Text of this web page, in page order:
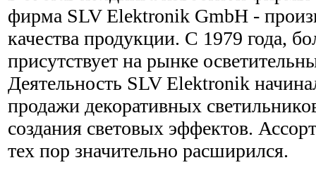
фирма SLV Elektronik GmbH -
качества продукции. С 1979 года,
присутствует на рынке
Деятельность SLV Elektronik
продажи декоративных
создания световых эффектов.
тех пор значительно расширился.